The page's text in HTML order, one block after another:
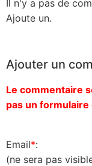
Il n'y a pas de
Ajoute un.
Ajouter un
Le commentaire
pas un formulaire
Email*:
(ne sera pas